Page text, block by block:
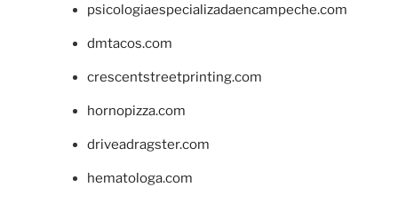
psicologiaespecializadaencampeche.com
dmtacos.com
crescentstreetprinting.com
hornopizza.com
driveadragster.com
hematologa.com